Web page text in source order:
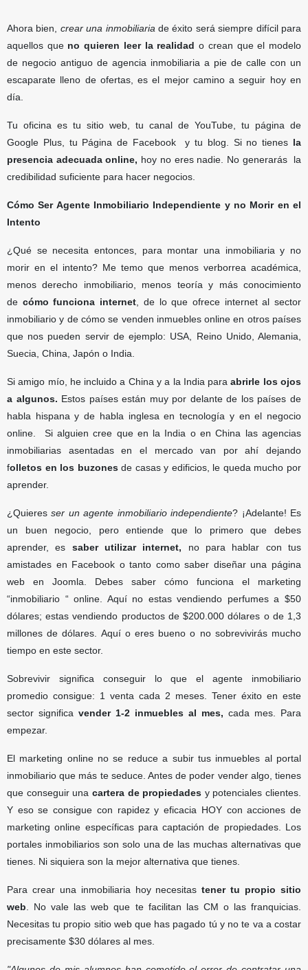
Ahora bien, crear una inmobiliaria de éxito será siempre difícil para
aquellos que no quieren leer la realidad o crean que el modelo
de negocio antiguo de agencia inmobiliaria a pie de calle con un
escaparate lleno de ofertas, es el mejor camino a seguir hoy en
día.
Tu oficina es tu sitio web, tu canal de YouTube, tu página de
Google Plus, tu Página de Facebook y tu blog. Si no tienes la
presencia adecuada online, hoy no eres nadie. No generarás la
credibilidad suficiente para hacer negocios.
Cómo Ser Agente Inmobiliario Independiente y no Morir en el
Intento
¿Qué se necesita entonces, para montar una inmobiliaria y no
morir en el intento? Me temo que menos verborrea académica,
menos derecho inmobiliario, menos teoría y más conocimiento
de cómo funciona internet , de lo que ofrece internet al sector
inmobiliario y de cómo se venden inmuebles online en otros países
que nos pueden servir de ejemplo: USA, Reino Unido, Alemania,
Suecia, China, Japón o India.
Si amigo mío, he incluido a China y a la India paraabrirle los ojos
a algunos. Estos países están muy por delante de los países de
habla hispana y de habla inglesa en tecnología y en el negocio
online. Si alguien cree que en la India o en China las agencias
inmobiliarias asentadas en el mercado van por ahí dejando
folletos en los buzonesde casas y edificios, le queda mucho por
aprender.
¿Quieresser un agente inmobiliario independiente? ¡Adelante! Es
un buen negocio, pero entiende que lo primero que debes
aprender, es saber utilizar internet, no para hablar con tus
amistades en Facebook o tanto como saber diseñar una página
web en Joomla. Debes saber cómo funciona el marketing
“inmobiliario “ online. Aquí no estas vendiendo perfumes a $50
dólares; estas vendiendo productos de $200.000 dólares o de 1,3
millones de dólares. Aquí o eres bueno o no sobrevivirás mucho
tiempo en este sector.
Sobrevivir significa conseguir lo que el agente inmobiliario
promedio consigue: 1 venta cada 2 meses. Tener éxito en este
sector significa vender 1-2 inmuebles al mes, cada mes. Para
empezar.
El marketing online no se reduce a subir tus inmuebles al portal
inmobiliario que más te seduce. Antes de poder vender algo, tienes
que conseguir una cartera de propiedades y potenciales clientes.
Y eso se consigue con rapidez y eficacia HOY con acciones de
marketing online específicas para captación de propiedades. Los
portales inmobiliarios son solo una de las muchas alternativas que
tienes. Ni siquiera son la mejor alternativa que tienes.
Para crear una inmobiliaria hoy necesitastener tu propio sitio
web . No vale las web que te facilitan las CM o las franquicias.
Necesitas tu propio sitio web que has pagado tú y no te va a costar
precisamente $30 dólares al mes.